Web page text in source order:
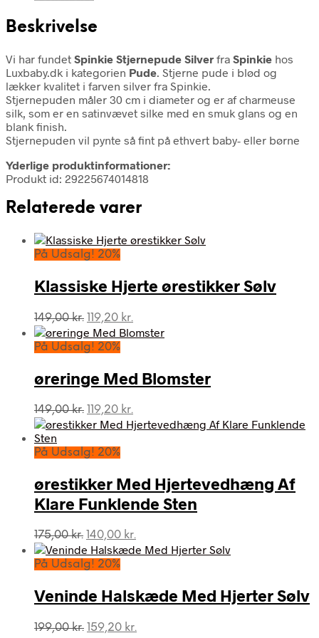
Beskrivelse
Vi har fundet Spinkie Stjernepude Silver fra Spinkie hos
Luxbaby.dk i kategorien Pude. Stjerne pude i blød og
lækker kvalitet i farven silver fra Spinkie.
Stjernepuden måler 30 cm i diameter og er af charmeuse
silk, som er en satinvævet silke med en smuk glans og en
blank finish.
Stjernepuden vil pynte så fint på ethvert baby- eller børne
Yderlige produktinformationer:
Produkt id: 29225674014818
Relaterede varer
På Udsalg! 20%
Klassiske Hjerte ørestikker Sølv
149,00kr. Den
oprindelige
pris
149,00 kr..
119,20 kr.
aktuelle
119,20 kr..
På Udsalg! 20%
øreringe Med Blomster
149,00kr. Den
oprindelige
var:
119,20 kr.
aktuelle
På Udsalg! 20%
ørestikker Med Hjertevedhæng Af
Klare Funklende Sten
175,00kr. Den
oprindelige
pris
175,00 kr..
140,00 kr.
aktuelle
140,00 kr..
På Udsalg! 20%
Veninde Halskæde Med Hjerter Sølv
199,00kr. Den
159,20 kr.